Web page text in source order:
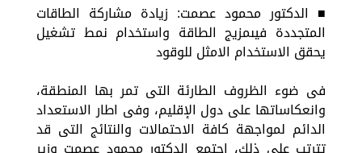
■ الدكتور محمود عصمت: زيادة مشاركة الطاقات
المتجددة فيىمزيج الطاقة واستخدام نمط تشغيل
يحقق الاستخدام الامثل للوقود
فى ضوء الظروف الطارئة التى تمر بها المنطقة،
وانعكاساتها على دول الإقليم، وفى اطار الاستعداد
الدائم لمواجهة كافة الاحتمالات والنتائج التى قد